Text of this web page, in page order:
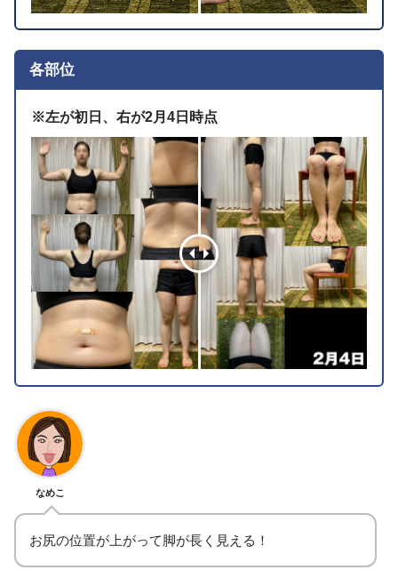
各部位
※左が初日、右が2月4日時点
なめこ
お尻の位置が上がって脚が長く見える！